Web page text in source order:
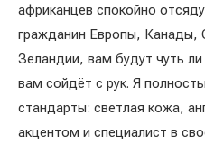
африканцев спокойно
гражданин Европы,
Зеландии, вам будут чуть
вам сойдёт с рук. Я
стандарты: светлая кожа,
акцентом и специалист в